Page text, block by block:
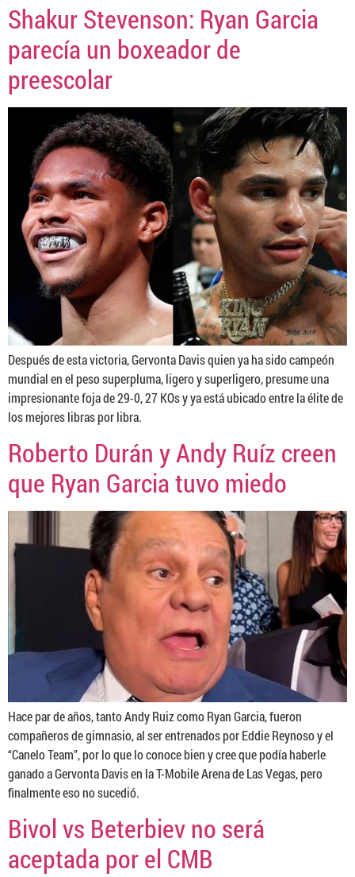
Shakur Stevenson: Ryan Garcia
parecía un boxeador de
preescolar
Después de esta victoria, Gervonta Davis quien ya ha sido campeón
mundial en el peso superpluma, ligero y superligero, presume una
impresionante foja de 29-0, 27 KOs y ya está ubicado entre la élite de
los mejores libras por libra.
Roberto Durán y Andy Ruíz creen
que Ryan Garcia tuvo miedo
Hace par de años, tanto Andy Ruiz como Ryan Garcia, fueron
compañeros de gimnasio, al ser entrenados por Eddie Reynoso y el
“Canelo Team”, por lo que lo conoce bien y cree que podía haberle
ganado a Gervonta Davis en la T-Mobile Arena de Las Vegas, pero
finalmente eso no sucedió.
Bivol vs Beterbiev no será
aceptada por el CMB